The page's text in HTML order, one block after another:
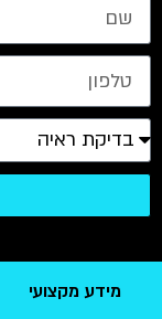
מידע מקצועי